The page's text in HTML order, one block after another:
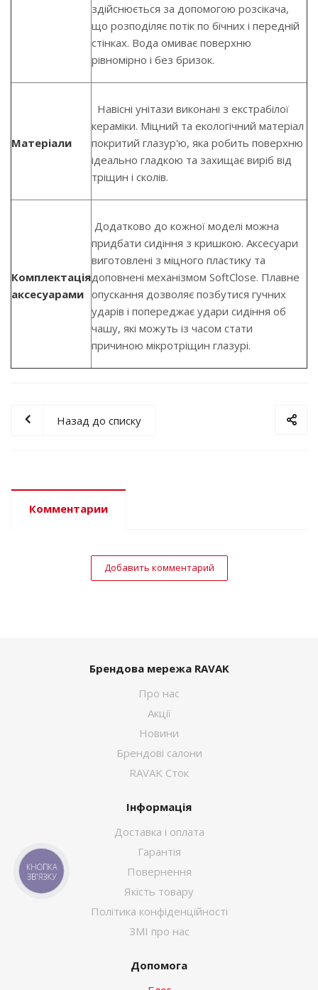
здійснюється за допомогою розсікача,
що розподіляє потік по бічних і передній
стінках. Вода омиває поверхню
рівномірно і без бризок.
Матеріали
Навісні унітази виконані з екстрабілої
кераміки. Міцний та екологічний матеріал
покритий глазур'ю, яка робить поверхню
ідеально гладкою та захищає виріб від
тріщин і сколів.
Комплектація
аксесуарами
Додатково до кожної моделі можна
придбати сидіння з кришкою. Аксесуари
виготовлені з міцного пластику та
доповнені механізмом SoftClose. Плавне
опускання дозволяє позбутися гучних
ударів і попереджає удари сидіння об
чашу, які можуть із часом стати
причиною мікротріщин глазурі.
Назад до списку
Комментарии
Добавить комментарий
Брендова мережа RAVAK
Про нас
Акції
Новини
Брендові салони
RAVAK Сток
Інформація
Доставка і оплата
Гарантія
Повернення
Якість товару
Політика конфіденційності
ЗМІ про нас
Допомога
КНОПКА
ЗВ'ЯЗКУ